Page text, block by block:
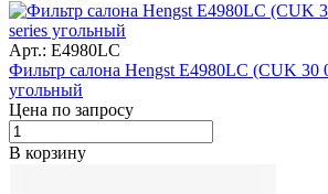
Арт.: E4980LC
Фильтр салона Hengst E4980LC (CUK 30
угольный
Цена по запросу
В корзину